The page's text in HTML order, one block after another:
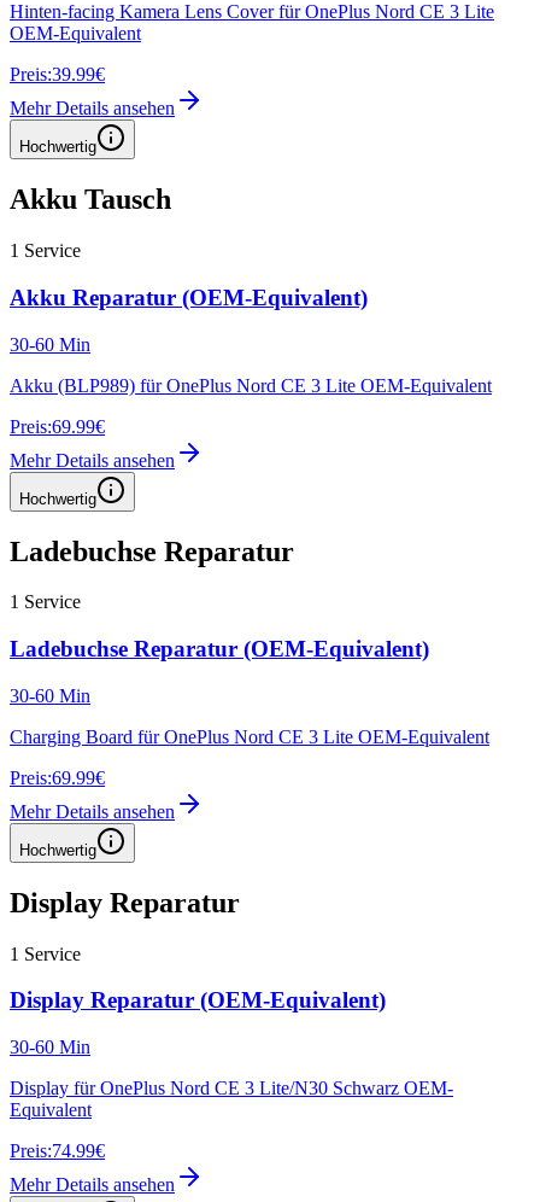
Hinten-facing Kamera Lens Cover für OnePlus Nord CE 3 Lite
OEM-Equivalent
Preis:39.99€
Mehr Details ansehen
Hochwertig
Akku Tausch
1 Service
Akku Reparatur (OEM-Equivalent)
30-60 Min
Akku (BLP989) für OnePlus Nord CE 3 Lite OEM-Equivalent
Preis:69.99€
Mehr Details ansehen
Hochwertig
Ladebuchse Reparatur
1 Service
Ladebuchse Reparatur (OEM-Equivalent)
30-60 Min
Charging Board für OnePlus Nord CE 3 Lite OEM-Equivalent
Preis:69.99€
Mehr Details ansehen
Hochwertig
Display Reparatur
1 Service
Display Reparatur (OEM-Equivalent)
30-60 Min
Display für OnePlus Nord CE 3 Lite/N30 Schwarz OEM-
Equivalent
Preis:74.99€
Mehr Details ansehen